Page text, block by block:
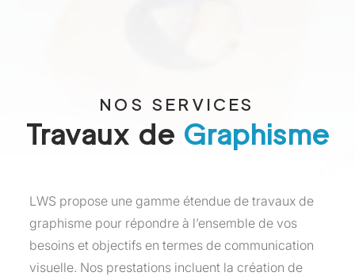
NOS SERVICES
Travaux de Graphisme
LWS propose une gamme étendue de travaux de
graphisme pour répondre à l’ensemble de vos
besoins et objectifs en termes de communication
visuelle. Nos prestations incluent la création de